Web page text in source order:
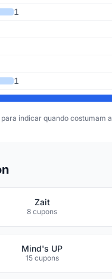
1
1
indicar quando costumam
Zait
8 cupons
Mind's UP
15 cupons